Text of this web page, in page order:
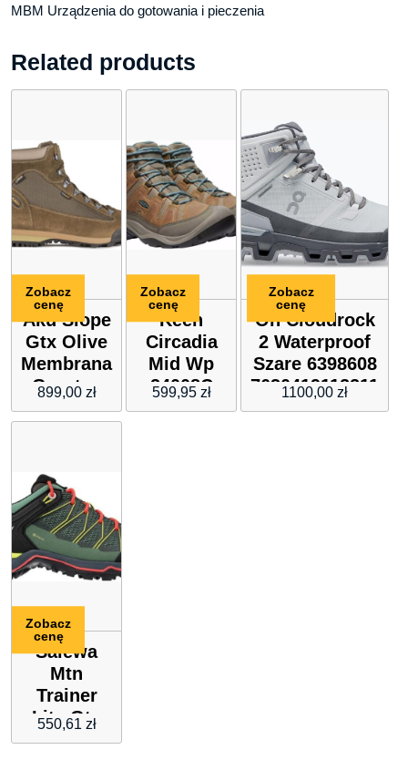
MBM Urządzenia do gotowania i pieczenia
Related products
Aku Slope
Gtx Olive
Membrana
Goretex
Zielony
899,00 zł
Zobacz
cenę
Keen
Circadia
Mid Wp
24008C
599,95 zł
Zobacz
cenę
On Cloudrock
2 Waterproof
Szare 6398608
7630419112211
1100,00 zł
Zobacz
cenę
Salewa
Mtn
Trainer
Lite Gtx
Women
550,61 zł
Zobacz
cenę